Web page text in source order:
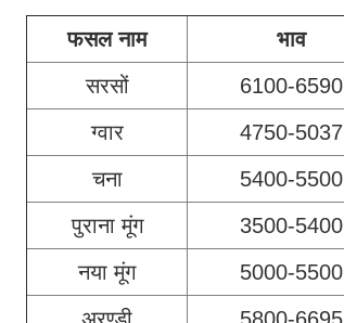
फसल नाम
भाव
सरसों
6100-6590
ग्वार
4750-5037
चना
5400-5500
पुराना मूंग
3500-5400
नया मूंग
5000-5500